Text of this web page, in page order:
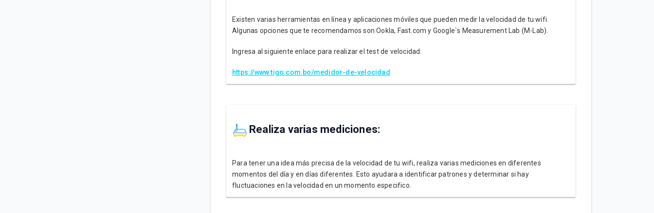
Existen varias herramientas en línea y aplicaciones móviles que pueden medir la velocidad de tu wifi.
Algunas opciones que te recomendamos son Ookla, Fast.com y Google`s Measurement Lab (M-Lab).
Ingresa al siguiente enlace para realizar el test de velocidad:
https://www.tigo.com.bo/medidor-de-velocidad
Realiza varias mediciones:
Para tener una idea más precisa de la velocidad de tu wifi, realiza varias mediciones en diferentes
momentos del día y en días diferentes. Esto ayudara a identificar patrones y determinar si hay
fluctuaciones en la velocidad en un momento especifico.